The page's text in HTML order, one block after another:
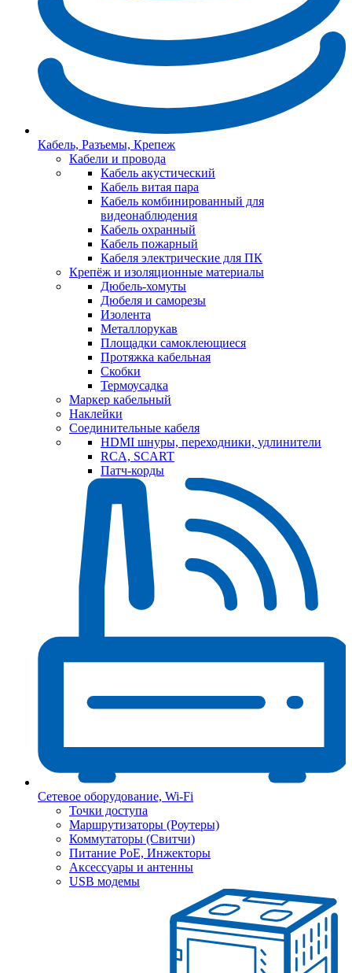
Кабель, Разъемы, Крепеж
Кабели и провода
Кабель акустический
Кабель витая пара
Кабель комбинированный для
видеонаблюдения
Кабель охранный
Кабель пожарный
Кабеля электрические для ПК
Крепёж и изоляционные материалы
Дюбель-хомуты
Дюбеля и саморезы
Изолента
Металлорукав
Площадки самоклеющиеся
Протяжка кабельная
Скобки
Термоусадка
Маркер кабельный
Наклейки
Соединительные кабеля
HDMI шнуры, переходники, удлинители
RCA, SCART
Патч-корды
Сетевое оборудование, Wi-Fi
Точки доступа
Маршрутизаторы (Роутеры)
Коммутаторы (Свитчи)
Питание PoE, Инжекторы
Аксессуары и антенны
USB модемы